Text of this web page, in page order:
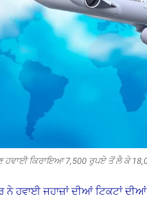
ਹਵਾਈ ਕਿਰਾਇਆ 7,500 ਰੁਪਏ ਤੋਂ ਲੈ ਕੇ
ਨੇ ਹਵਾਈ ਜਹਾਜ਼ਾਂ ਦੀਆਂ ਟਿਕਟਾਂ